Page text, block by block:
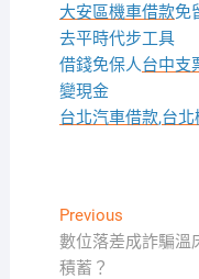
大安區機車借款免
去平時代步工具
借錢免保人台中支
變現金
台北汽車借款,台北
文
章
PreviousPrevious
post:
數位落差成詐騙溫
積蓄？